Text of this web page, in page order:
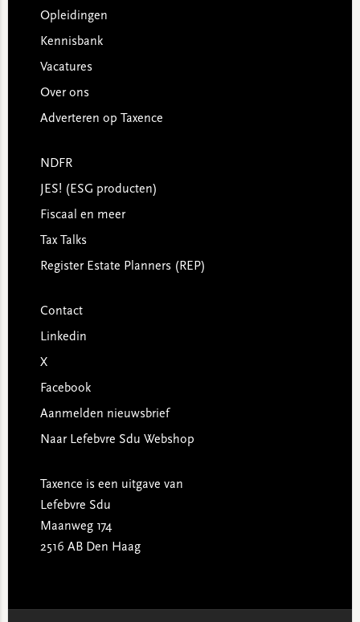
Opleidingen
Kennisbank
Vacatures
Over ons
Adverteren op Taxence
NDFR
JES! (ESG producten)
Fiscaal en meer
Tax Talks
Register Estate Planners (REP)
Contact
Linkedin
X
Facebook
Aanmelden nieuwsbrief
Naar Lefebvre Sdu Webshop
Taxence is een uitgave van
Lefebvre Sdu
Maanweg 174
2516 AB Den Haag